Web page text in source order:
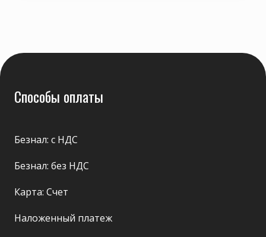
Способы оплаты
Безнал: с НДС
Безнал: без НДС
Карта: Счет
Наложенный платеж